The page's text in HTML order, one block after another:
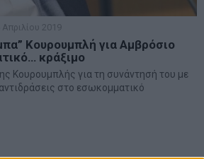
Απριλίου 2019
Κουρουμπλή για Αμβρόσιο
κράξιμο
Κουρουμπλής για τη συνάντησή του με
στο εσωκομματικό